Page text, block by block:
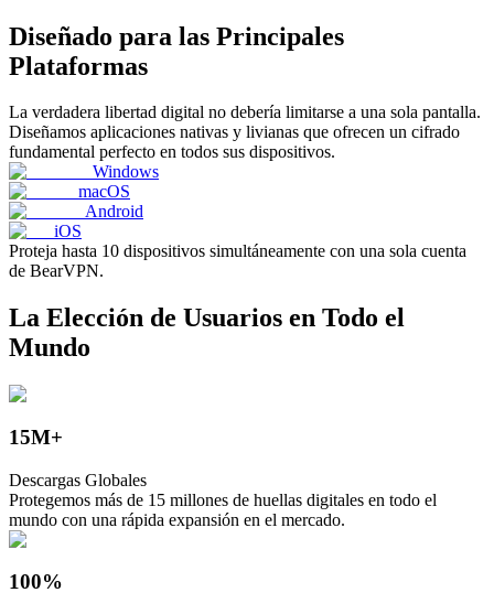
Diseñado para las Principales
Plataformas
La verdadera libertad digital no debería limitarse a una sola pantalla.
Diseñamos aplicaciones nativas y livianas que ofrecen un cifrado
fundamental perfecto en todos sus dispositivos.
Windows
macOS
Android
iOS
Proteja hasta 10 dispositivos simultáneamente con una sola cuenta
de BearVPN.
La Elección de Usuarios en Todo el
Mundo
15M+
Descargas Globales
Protegemos más de 15 millones de huellas digitales en todo el
mundo con una rápida expansión en el mercado.
100%